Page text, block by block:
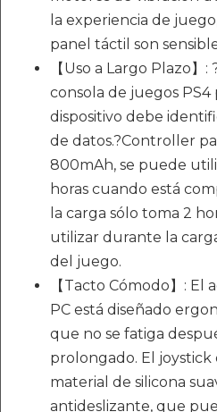
la experiencia de
panel táctil son
【Uso a Largo Plazo
consola de juegos PS4
dispositivo debe
de datos.?Controller
800mAh, se puede
horas cuando está
la carga sólo toma 2
utilizar durante la
del juego.
【Tacto Cómodo】: El
PC está diseñado
que no se fatiga
prolongado. El joystick
material de silicona
antideslizante, que